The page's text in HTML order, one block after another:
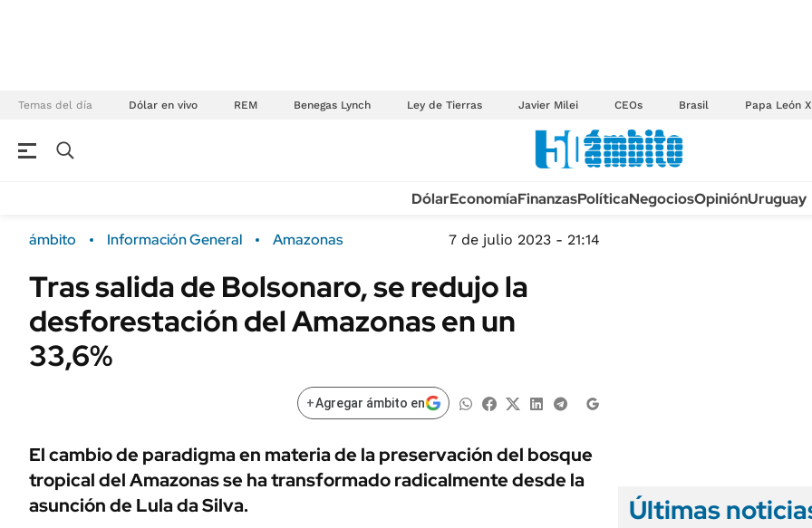
Temas del día Dólar en vivo REM Benegas Lynch Ley de Tierras Javier Milei CEOs Brasil Papa León
Campo
FINANZAS
Dólar
Sustentabilidad
Seguros
URUGUAY
TECNOLOGÍA
MÉXICO
MUNDO
INFORMACIÓN GENERAL
AUTOS
DólarEconomíaFinanzasPolíticaNegociosOpiniónUruguay
ámbito Información General Amazonas 7 de julio 2023 - 21:14
Tras salida de Bolsonaro, se redujo la
desforestación del Amazonas en un
33,6%
+Agregar ámbito en
El cambio de paradigma en materia de la preservación del bosque
tropical del Amazonas se ha transformado radicalmente desde la
asunción de Lula da Silva.
Últimas